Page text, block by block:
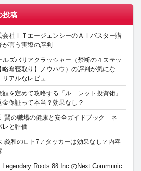
投稿
会社ＩＴエージェンシーのＡＩバスター購
が言う実際の評判
ルズバリアクラッシャー（禁断の４ステッ
略奪寝取り】ノウハウ）の評判が気にな
リアルなレビュー
額を定めて攻略する「ルーレット投資術」
金保証って本当？効果なし？
賢の職場の健康と安全ガイドブック ネ
レと評価
義和のロト7アタッカーは効果なし？内容
Legendary Roots 88 Inc.のNext Communic